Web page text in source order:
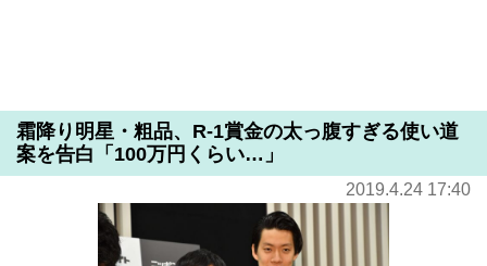
霜降り明星・粗品、R-1賞金の太っ腹すぎる使い道
案を告白「100万円くらい…」
2019.4.24 17:40